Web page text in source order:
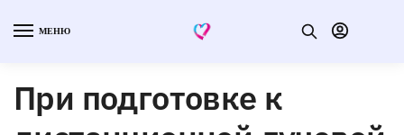
МЕНЮ
При подготовке к